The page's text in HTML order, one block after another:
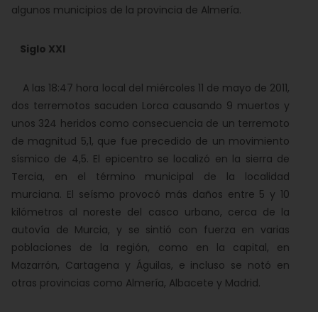
algunos municipios de la provincia de Almería.
Siglo XXI
A las 18:47 hora local del miércoles 11 de mayo de 2011,
dos terremotos sacuden Lorca causando 9 muertos y
unos 324 heridos como consecuencia de un terremoto
de magnitud 5,1, que fue precedido de un movimiento
sísmico de 4,5. El epicentro se localizó en la sierra de
Tercia, en el término municipal de la localidad
murciana. El seísmo provocó más daños entre 5 y 10
kilómetros al noreste del casco urbano, cerca de la
autovía de Murcia, y se sintió con fuerza en varias
poblaciones de la región, como en la capital, en
Mazarrón, Cartagena y Águilas, e incluso se notó en
otras provincias como Almería, Albacete y Madrid.